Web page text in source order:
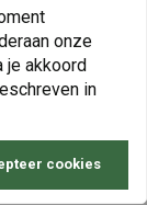
onze
je akkoord
in
cookies